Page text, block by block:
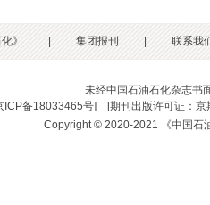
》 集团报刊 联系我
未经中国石油石化杂志书
ICP备18033465号] [期刊出版许可证：
Copyright © 2020-2021 《中国石